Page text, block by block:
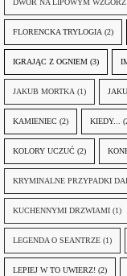
DWÓR NA LIPOWYM
FLORENCKA TRYLOGIA (2)
IGRAJĄC Z OGNIEM (3)
JAKUB MORTKA (1)
KAMIENIEC (2) KIEDY...
KOLORY UCZUĆ (2)
KRYMINALNE PRZYPADKI
KUCHENNYMI DRZWIAMI (1)
LEGENDA O SEANTRZE (1)
LEPIEJ W TO UWIERZ! (2)